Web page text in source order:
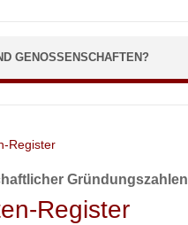
GENOSSENSCHAFTEN?
Register
Gründungszahlen
Register